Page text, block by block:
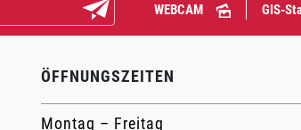
Abonnieren WEBCAM GIS-
ÖFFNUNGSZEITEN
Montag – Freitag